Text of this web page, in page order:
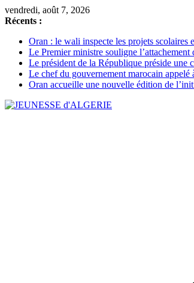
Passer
au
vendredi, août 7, 2026
Récents :
Oran : le wali inspecte les projets scolaires
Le Premier ministre souligne
Le président de la République préside une
Le chef du gouvernement marocain appelé
Oran accueille une nouvelle édition de